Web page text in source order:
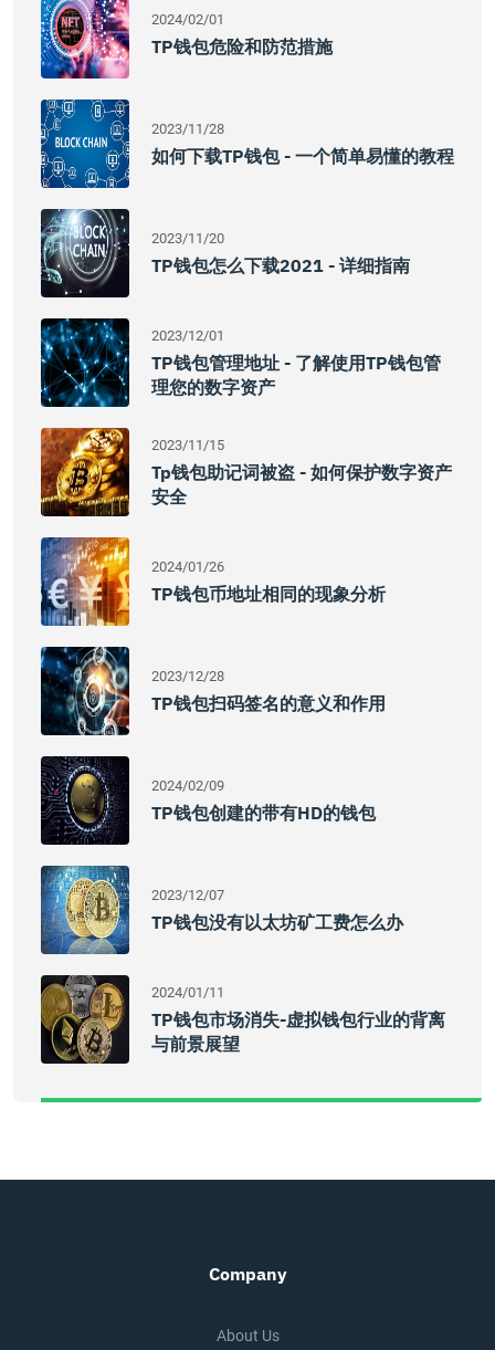
2024/02/01
TP钱包危险和防范措施
2023/11/28
如何下载TP钱包 - 一个简单易懂的教程
2023/11/20
TP钱包怎么下载2021 - 详细指南
2023/12/01
TP钱包管理地址 - 了解使用TP钱包管
理您的数字资产
2023/11/15
Tp钱包助记词被盗 - 如何保护数字资产
安全
2024/01/26
TP钱包币地址相同的现象分析
2023/12/28
TP钱包扫码签名的意义和作用
2024/02/09
TP钱包创建的带有HD的钱包
2023/12/07
TP钱包没有以太坊矿工费怎么办
2024/01/11
TP钱包市场消失-虚拟钱包行业的背离
与前景展望
Company
About Us